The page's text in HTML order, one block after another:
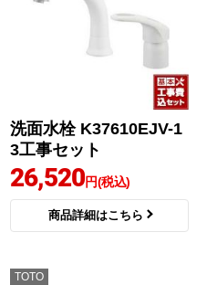
洗面水栓 K37610EJV-1
3工事セット
26,520円(税込)
商品詳細はこちら
TOTO